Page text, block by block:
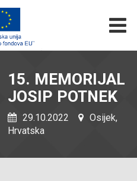
15. MEMORIJAL
JOSIP POTNEK
29.10.2022
Osijek,
Hrvatska